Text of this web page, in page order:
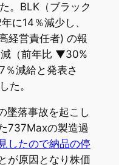
。BLK（ブラック
に14％減少し、
経営責任者) の報
（前年比 ▼30%
％減給と発表さ
た。
墜落事故を起こし
737Maxの製造過
したので納品の停
が原因となり株価